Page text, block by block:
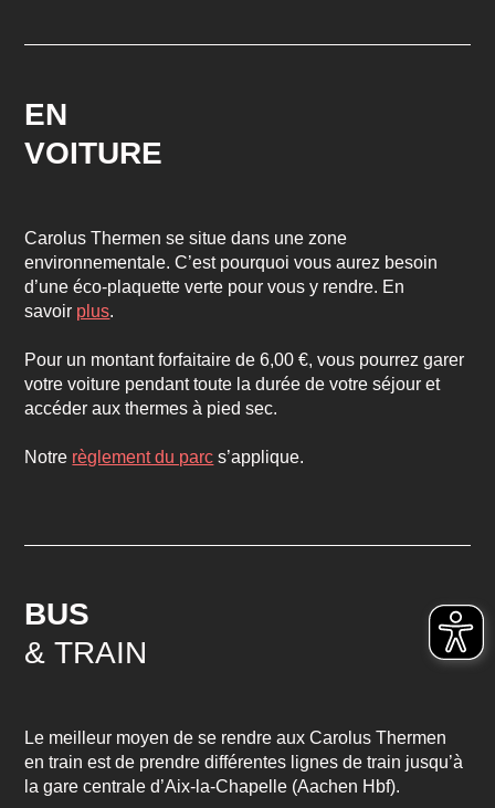
EN
VOITURE
Carolus Thermen se situe dans une zone
environnementale. C’est pourquoi vous aurez besoin
d’une éco-plaquette verte pour vous y rendre. En
savoir plus.
Pour un montant forfaitaire de 6,00 €, vous pourrez garer
votre voiture pendant toute la durée de votre séjour et
accéder aux thermes à pied sec.
Notre règlement du parc s’applique.
BUS
& TRAIN
Le meilleur moyen de se rendre aux Carolus Thermen
en train est de prendre différentes lignes de train jusqu’à
la gare centrale d’Aix-la-Chapelle (Aachen Hbf).